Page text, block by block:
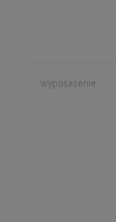
wyposażenie